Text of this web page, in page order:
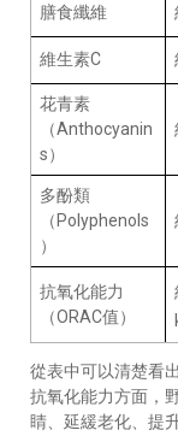
膳食纖維
維生素C
花青素
（Anthocyanin
s）
多酚類
（Polyphenols
）
抗氧化能力
（ORAC值）
從表中可以清楚看
抗氧化能力方面，
睛、延緩老化、提